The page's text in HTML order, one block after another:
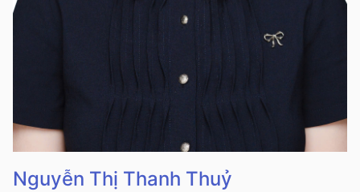
Nguyễn Thị Thanh Thuỷ